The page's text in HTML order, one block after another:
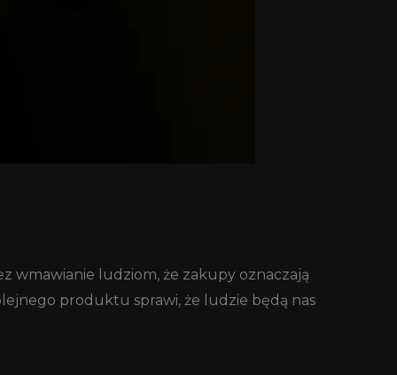
wmawianie ludziom, że zakupy oznaczają
produktu sprawi, że ludzie będą nas